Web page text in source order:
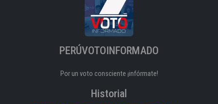
PERÚVOTOINFORMADO
Por un voto consciente ¡infórmate!
Historial